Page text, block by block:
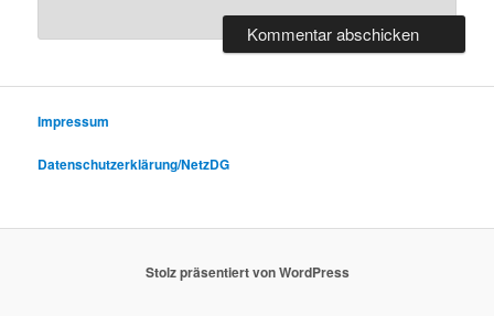
Impressum
Datenschutzerklärung/NetzDG
Stolz präsentiert von WordPress